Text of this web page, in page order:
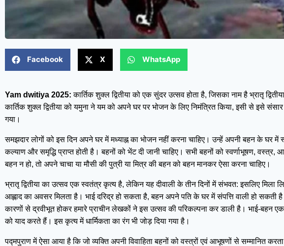
Facebook X WhatsApp
Yam dwitiya 2025: कार्तिक शुक्ल द्वितीया को एक सुंदर उत्सव होता है, जिसका नाम है भ्रातृ‌
कार्तिक शुक्ल द्वितीया को यमुना ने यम को अपने घर पर भोजन के लिए निमंत्रित किया, इसी से इसे संसार
गया।
समझदार लोगों को इस दिन अपने घर में मध्याह्न का भोजन नहीं करना चाहिए। उन्हें अपनी बहन के घर
कल्याण और समृद्धि प्राप्त होती है। बहनों को भेंट दी जानी चाहिए। सभी बहनों को स्वर्णाभूषण, वस्त्र,
बहन न हो, तो अपने चाचा या मौसी की पुत्री या मित्र की बहन को बहन मानकर ऐसा करना चाहिए।
भ्रातृ द्वितीया का उत्सव एक स्वतंत्र कृत्य है, लेकिन यह दीवाली के तीन दिनों में संभवत: इसलिए मिला
आह्लाद का अवसर मिलता है। भाई दरिद्र हो सकता है, बहन अपने पति के घर में संपत्ति वाली हो सकती
कारणों से द्रवीभूत होकर हमारे प्राचीन लेखकों ने इस उत्सव की परिकल्पना कर डाली है। भाई-
को याद करते हैं। इस कृत्य में धार्मिकता का रंग भी जोड़ दिया गया है।
पद्मपुराण में ऐसा आया है कि जो व्यक्ति अपनी विवाहिता बहनों को वस्त्रों एवं आभूषणों से सम्मानित